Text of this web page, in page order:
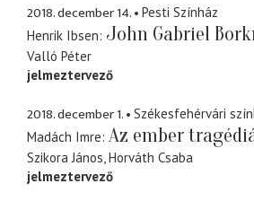
2018. december 14.
Pesti Színház
Henrik Ibsen John Gabriel
Valló Péter
jelmeztervező
2018. december 1.
Székesfehérvári
Madách Imre Az ember
Szikora János Horváth Csaba
jelmeztervező